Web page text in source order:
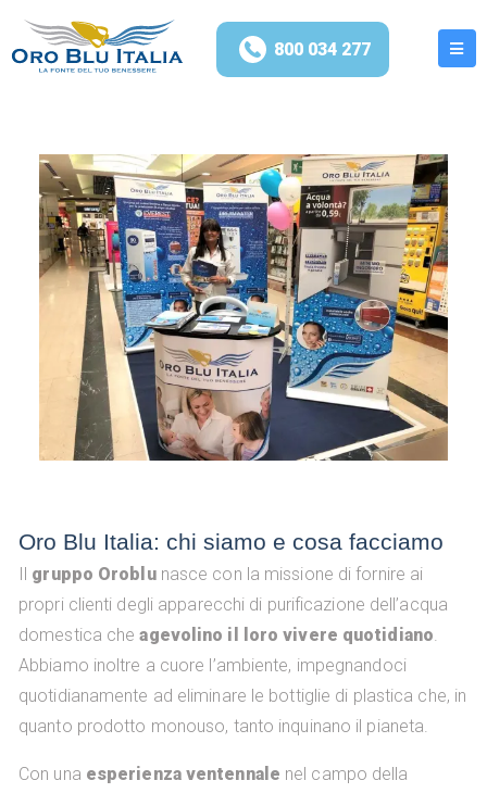
800 034 277
Oro Blu Italia: chi siamo e cosa facciamo
gruppo Oroblunasce con la missione di fornire ai
propri clienti degli apparecchi di purificazione dell’acqua
domestica che agevolino il loro vivere quotidiano.
Abbiamo inoltre a cuore l’ambiente, impegnandoci
quotidianamente ad eliminare le bottiglie di plastica che, in
quanto prodotto monouso, tanto inquinano il pianeta.
Con una esperienza ventennale nel campo della